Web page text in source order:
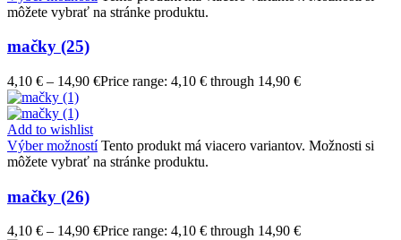
môžete vybrať na stránke produktu.
mačky (25)
4,10 € – 14,90 €Price range: 4,10 € through 14,90 €
Add to wishlist
Výber možností Tento produkt má viacero variantov. Možnosti si
môžete vybrať na stránke produktu.
mačky (26)
4,10 € – 14,90 €Price range: 4,10 € through 14,90 €